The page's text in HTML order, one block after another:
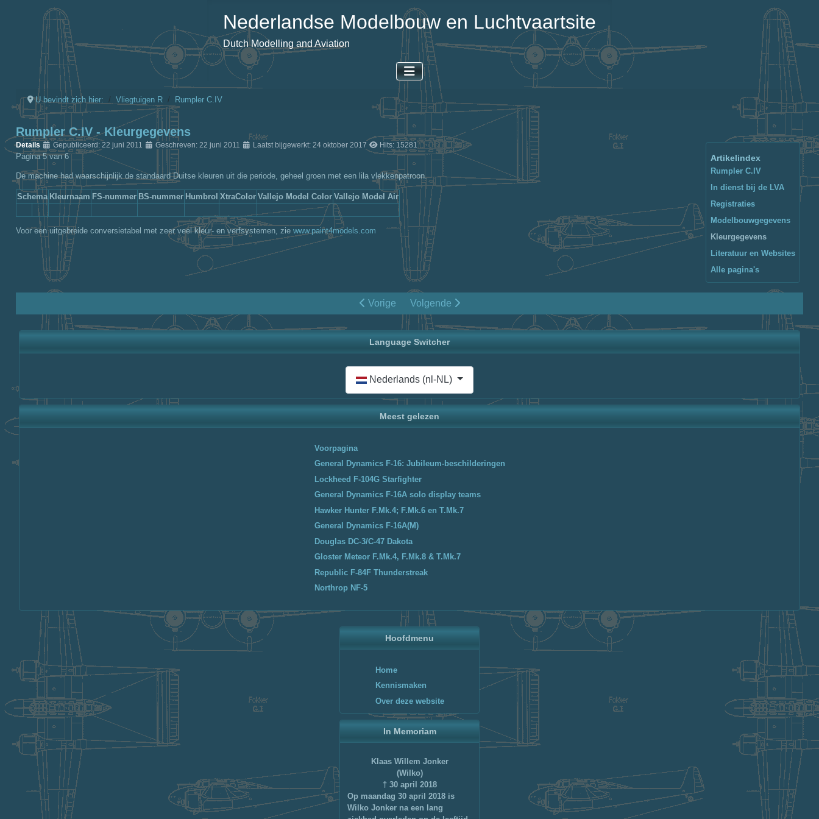
Nederlandse Modelbouw en Luchtvaartsite
Dutch Modelling and Aviation
Hoofdmenu
Home
Kennismaken
Over deze website
In Memoriam
Klaas Willem Jonker
(Wilko)
† 30 april 2018
Op maandag 30 april 2018 is
Wilko Jonker na een lang
U bevindt zich hier: Vliegtuigen R Rumpler C.IV
Rumpler C.IV - Kleurgegevens
Details Gepubliceerd: 22 juni 2011 Geschreven: 22 juni 2011 Laatst bijgewerkt: 24 oktober 2017 Hits: 15281
Artikelindex
Rumpler C.IV
In dienst bij de LVA
Registraties
Modelbouwgegevens
Kleurgegevens
Literatuur en Websites
Alle pagina's
Pagina 5 van 6
De machine had waarschijnlijk de standaard Duitse kleuren uit die periode, geheel groen met een lila vlekkenpatroon.
Schema Kleurnaam FS-nummer BS-nummer Humbrol XtraColor Vallejo Model Color Vallejo Model Air
Voor een uitgebreide conversietabel met zeer veel kleur- en verfsystemen, zie www.paint4models.com
Vorige Volgende
Language Switcher
Selecteer de taal
Nederlands (nl-NL)
Meest gelezen
Voorpagina
General Dynamics F-16: Jubileum-beschilderingen
Lockheed F-104G Starfighter
General Dynamics F-16A solo display teams
Hawker Hunter F.Mk.4; F.Mk.6 en T.Mk.7
General Dynamics F-16A(M)
Douglas DC-3/C-47 Dakota
Gloster Meteor F.Mk.4, F.Mk.8 & T.Mk.7
Republic F-84F Thunderstreak
Northrop NF-5